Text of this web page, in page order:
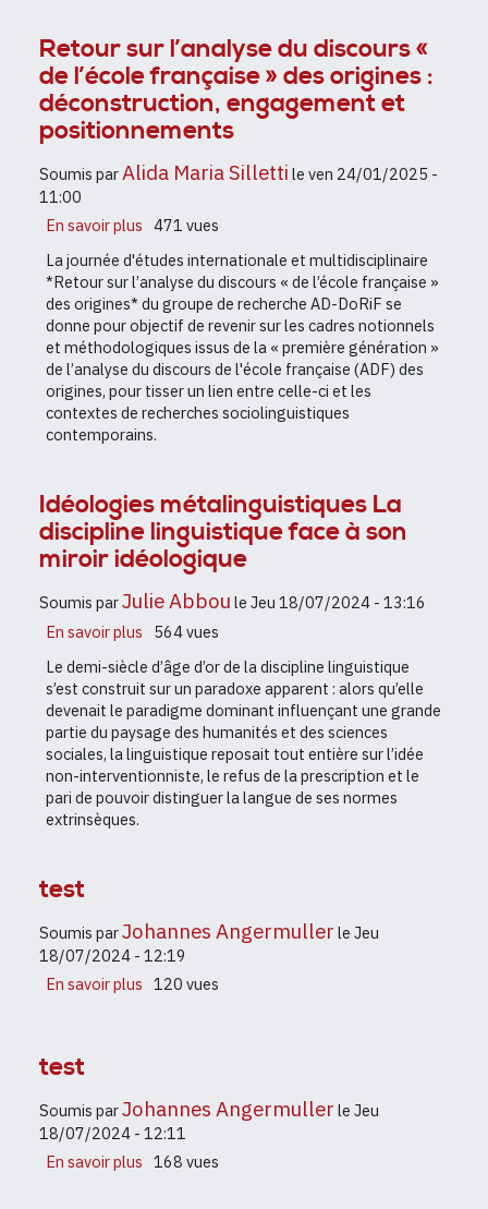
:
répertoires
nationaux
transnationaux
Retour sur l’analyse du discours «
de l’école française » des origines :
déconstruction, engagement et
positionnements
Soumis parAlida Maria Silletti le ven 24/01/2025 -
11:00
En savoir plus sur
sur
l’analyse
du
discours
«
de
l’école
française
»
:
déconstruction,
engagement
positionnements
471 vues
La journée d'études internationale et multidisciplinaire
*Retour sur l’analyse du discours « de l’école française »
des origines* du groupe de recherche AD-DoRiF se
donne pour objectif de revenir sur les cadres notionnels
et méthodologiques issus de la « première génération »
de l’analyse du discours de l'école française (ADF) des
origines, pour tisser un lien entre celle-ci et les
contextes de recherches sociolinguistiques
contemporains.
Idéologies métalinguistiques La
discipline linguistique face à son
miroir idéologique
Soumis parJulie Abbou le Jeu 18/07/2024 - 13:16
En savoir plus sur
métalinguistiques
La
discipline
linguistique
face
à
son
564 vues
Le demi-siècle d’âge d’or de la discipline linguistique
s’est construit sur un paradoxe apparent : alors qu’elle
devenait le paradigme dominant influençant une grande
partie du paysage des humanités et des sciences
sociales, la linguistique reposait tout entière sur l’idée
non-interventionniste, le refus de la prescription et le
pari de pouvoir distinguer la langue de ses normes
extrinsèques.
test
Soumis parJohannes Angermuller le Jeu
18/07/2024 - 12:19
En savoir plus sur
120 vues
test
Soumis parJohannes Angermuller le Jeu
18/07/2024 - 12:11
En savoir plus sur
168 vues